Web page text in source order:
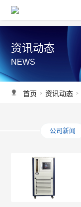
资讯动态
NEWS
首页 > 资讯动态 >
公司新闻